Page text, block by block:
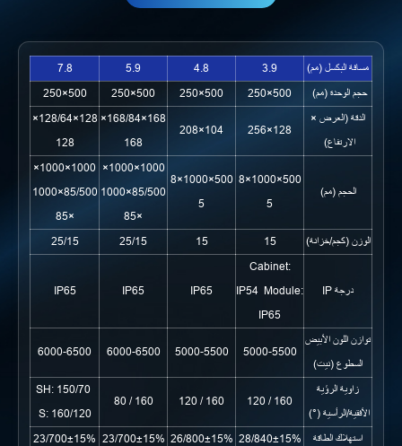
مسافة البكسل (مم) 3.9
4.8
5.9
7.8
حجم الوحدة (مم)
500×250
500×250
500×250
500×250
الدقة (العرض ×
الارتفاع)
128×256
104×208
168×168/84×
168
128×128/64×
128
الحجم (مم)
500×1000×8
5
500×1000×8
5
1000×1000×
85/500×1000
×85
1000×1000×
85/500×1000
×85
الوزن (كجم/خزانة)
15
15
25/15
25/15
درجة IP
Cabinet:
IP54 Module:
IP65
IP65
IP65
IP65
توازن اللون الأبيض
السطوع (نيت)
5000-5500
5000-5500
6000-6500
6000-6500
زاوية الرؤية
الأفقية/الرأسية (°)
160 / 120
160 / 120
160 / 80
SH: 150/70
S: 160/120
استهلاك الطاقة
840±15%/28
800±15%/26
700±15%/23
700±15%/23